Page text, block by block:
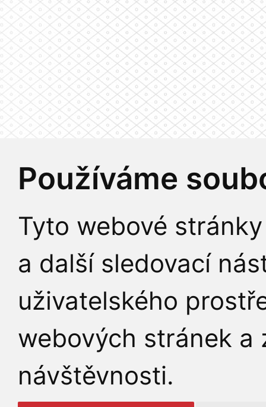
Používáme
Tyto webové
a další sledovací
uživatelského
webových stránek a
návštěvnosti.